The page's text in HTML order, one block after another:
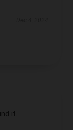
it.